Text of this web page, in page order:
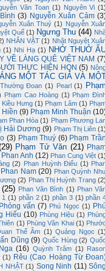
Văn Toan (1) Nguyên Vi
(3) Nguyễn Xuân Cảm
Xuân Thuỷ (1) Nguyễn
Quế (1) Ngưng Thu (44)
NHÂN VẬT (1) Nhật Nguyệt
(1) Nhi Hạ (1) NHỚ THUỞ
VỀ LÀNG QUÊ VIỆT NAM
THỰC HIỆN HQN (5)
MỘT TÁC GIẢ VÀ
Thường Đoan (1) Pearl (1)
Phạm Cao Hoàng (1) Phạm
Kiều Hưng (1) Phạm Lâm (1)
Hiền (9) Phạm Minh Thuận
Phan Hòa (1) Phạm Phương
Hải Dương (9) Phạm Thị Liên
(3) Phạm Thuý (6) Phạm
Phạm Tử Văn (21)
Phan Anh (12) Phan Cung Việt
(2) Phan Huỳnh Điểu (1)
Phan Nam (20) Phan Quỳnh
(2) Phan Thị Huỳnh Trang
(25) Phan Văn Bình (1) Phan
1 (1) phần 2 (1) phần 3 (1) phần
Phỏng vấn (7) Phú Ngọc (1)
Hiếu (10) Phùng Hiệu (1)
(1) Phùng Văn Khai (1)
Thế Âm (1) Quảng Ngọc
Dũng (9) Quốc Hùng (2)
(16) Quỳnh Trâm (1)
(1) Rêu (Cao Hoàng Từ
NHẬT (1) Song Ninh (11)